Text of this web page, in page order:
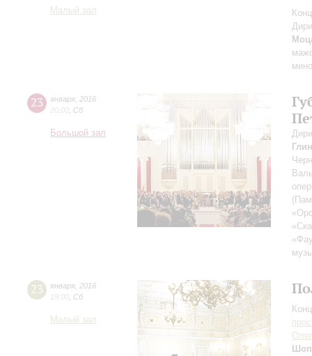
Малый зал
23 января 2016
20:00 Сб
Большой зал
23 января 2016
19:00 Сб
Малый зал